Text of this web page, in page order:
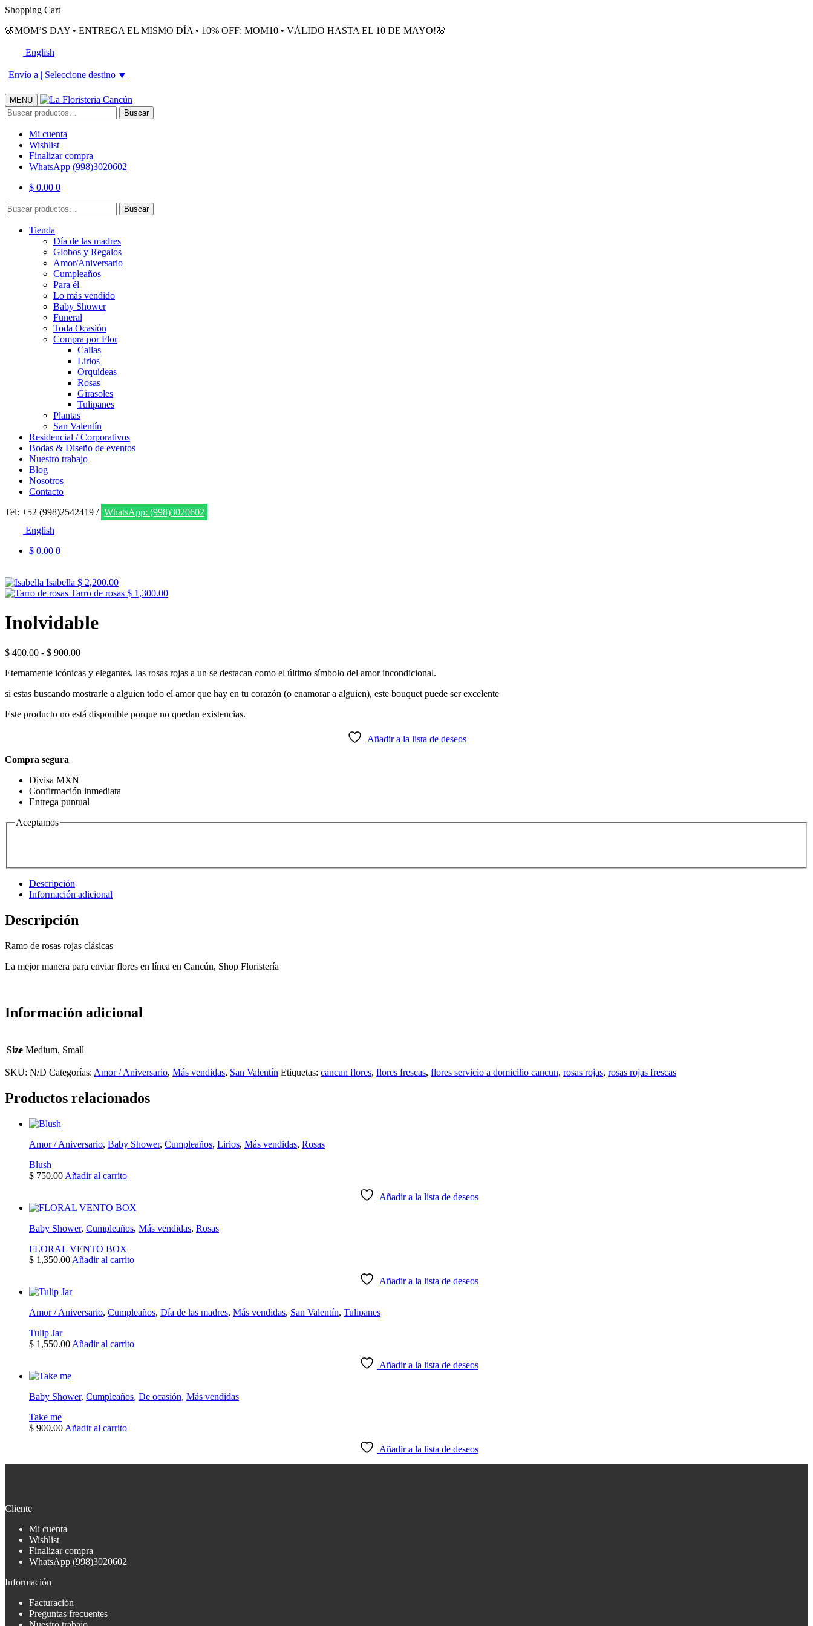
Skip
navigation
Skip
content
Shopping Cart
🌸MOM’S DAY • ENTREGA EL MISMO DÍA • 10% OFF: MOM10 • VÁLIDO HASTA EL 10 DE MAYO!🌸
English
Envío a | Seleccione destino ⯆
MENU
Buscar
por:
Buscar
Mi cuenta
Wishlist
Finalizar compra
WhatsApp (998)3020602
$ 0.00 0
Buscar
por:
Buscar
Tienda
Día de las madres
Globos y Regalos
Amor/Aniversario
Cumpleaños
Para él
Lo más vendido
Baby Shower
Funeral
Toda Ocasión
Compra por Flor
Callas
Lirios
Orquídeas
Rosas
Girasoles
Tulipanes
Plantas
San Valentín
Residencial / Corporativos
Bodas & Diseño de eventos
Nuestro trabajo
Blog
Nosotros
Contacto
Tel: +52 (998)2542419 / WhatsApp: (998)3020602
English
$ 0.00 0
Isabella $ 2,200.00
Tarro de rosas $ 1,300.00
Inolvidable
$ 400.00 - $ 900.00Rango
precios:
$ 400.00
$ 900.00
Eternamente icónicas y elegantes, las rosas rojas a un se destacan como el último símbolo del amor incondicional.
si estas buscando mostrarle a alguien todo el amor que hay en tu corazón (o enamorar a alguien), este bouquet puede ser excelente
Este producto no está disponible porque no quedan existencias.
Añadir a la lista de deseos
Compra segura
Divisa MXN
Confirmación inmediata
Entrega puntual
Aceptamos
Descripción
Información adicional
Descripción
Ramo de rosas rojas clásicas
La mejor manera para enviar flores en línea en Cancún, Shop Floristería
Información adicional
Size Medium, Small
SKU: N/D Categorías: Amor / Aniversario, Más vendidas, San Valentín Etiquetas: cancun flores, flores frescas, flores servicio a domicilio cancun, rosas rojas, rosas rojas frescas
Productos relacionados
Amor / Aniversario, Baby Shower, Cumpleaños, Lirios, Más vendidas, Rosas
Blush
$ 750.00 Añadir al carrito
Añadir a la lista de deseos
Baby Shower, Cumpleaños, Más vendidas, Rosas
FLORAL VENTO BOX
$ 1,350.00 Añadir al carrito
Añadir a la lista de deseos
Amor / Aniversario, Cumpleaños, Día de las madres, Más vendidas, San Valentín, Tulipanes
Tulip Jar
$ 1,550.00 Añadir al carrito
Añadir a la lista de deseos
Baby Shower, Cumpleaños, De ocasión, Más vendidas
Take me
$ 900.00 Añadir al carrito
Añadir a la lista de deseos
Cliente
Mi cuenta
Wishlist
Finalizar compra
WhatsApp (998)3020602
Información
Facturación
Preguntas frecuentes